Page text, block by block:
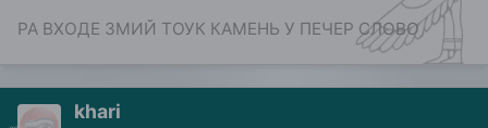
РА ВХОДЕ ЗМИЙ ТОУК КАМЕНЬ У ПЕЧЕР СЛОВО
khari